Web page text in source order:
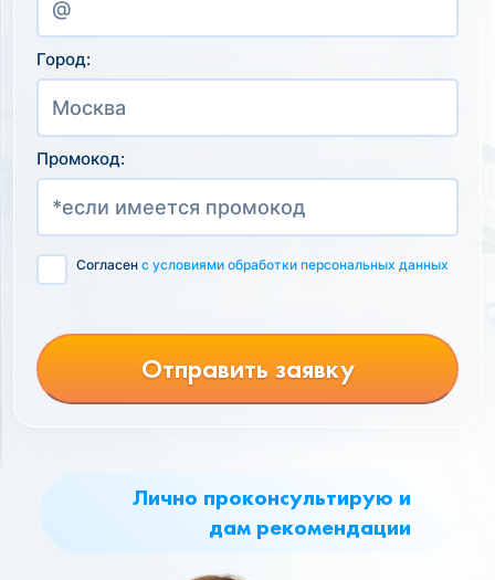
Лично проконсультирую и
дам рекомендации
Город:
Промокод:
Согласен с условиями обработки персональных данных
Отправить заявку